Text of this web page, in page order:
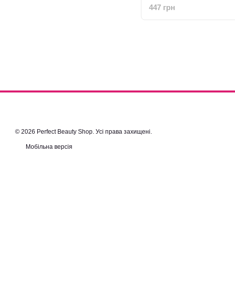
447 грн
© 2026 Perfect Beauty Shop. Усі права захищені.
Мобільна версія